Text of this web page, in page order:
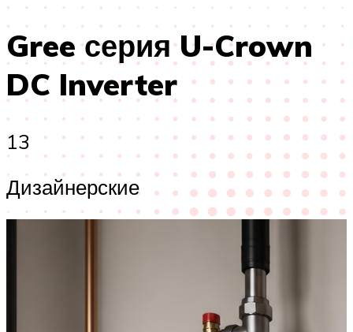
Gree серия U-Crown
DC Inverter
13
Дизайнерские